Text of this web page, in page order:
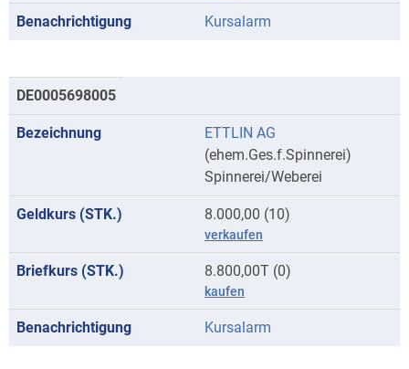
Kursalarm
DE0005698005
ETTLIN AG
(ehem.Ges.f.Spinnerei)
Spinnerei/Weberei
8.000,00 (10)
verkaufen
8.800,00T (0)
kaufen
Kursalarm